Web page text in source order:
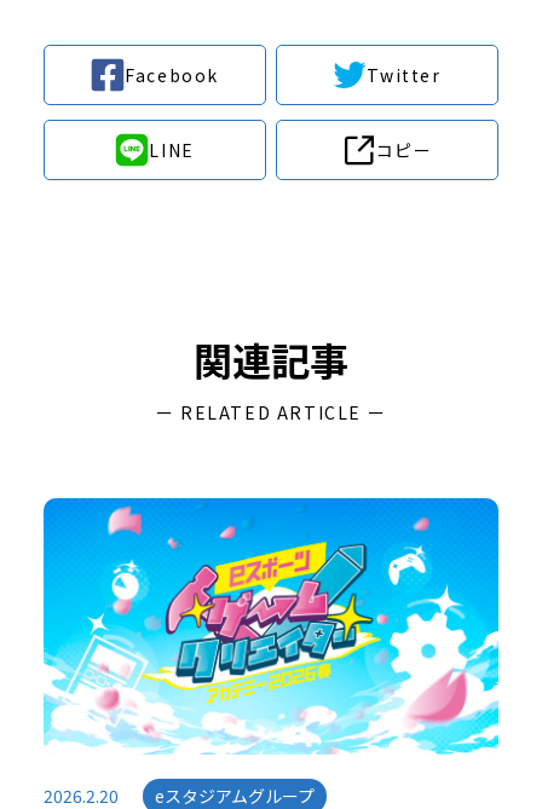
Facebook Twitter
LINE コピー
関連記事
ー RELATED ARTICLE ー
2026.2.20
eスタジアムグループ